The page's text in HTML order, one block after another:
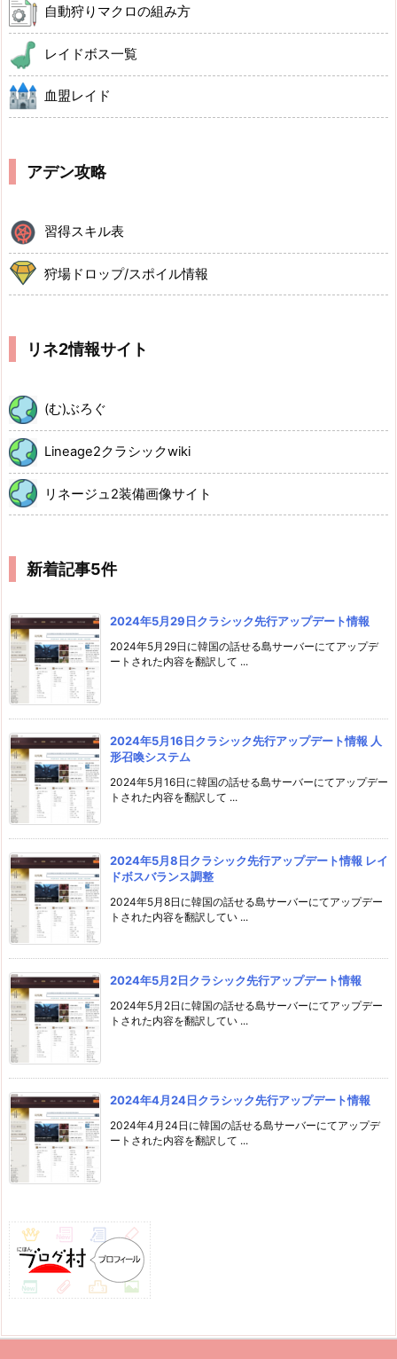
自動狩りマクロの組み方
レイドボス一覧
血盟レイド
アデン攻略
習得スキル表
狩場ドロップ/スポイル情報
リネ2情報サイト
(む)ぶろぐ
Lineage2クラシックwiki
リネージュ2装備画像サイト
新着記事5件
2024年5月29日クラシック先行アップデート情報
2024年5月29日に韓国の話せる島サーバーにてアップデ
ートされた内容を翻訳して ...
2024年5月16日クラシック先行アップデート情報 人
形召喚システム
2024年5月16日に韓国の話せる島サーバーにてアップデー
トされた内容を翻訳して ...
2024年5月8日クラシック先行アップデート情報 レイ
ドボスバランス調整
2024年5月8日に韓国の話せる島サーバーにてアップデー
トされた内容を翻訳してい ...
2024年5月2日クラシック先行アップデート情報
2024年5月2日に韓国の話せる島サーバーにてアップデー
トされた内容を翻訳してい ...
2024年4月24日クラシック先行アップデート情報
2024年4月24日に韓国の話せる島サーバーにてアップデ
ートされた内容を翻訳して ...